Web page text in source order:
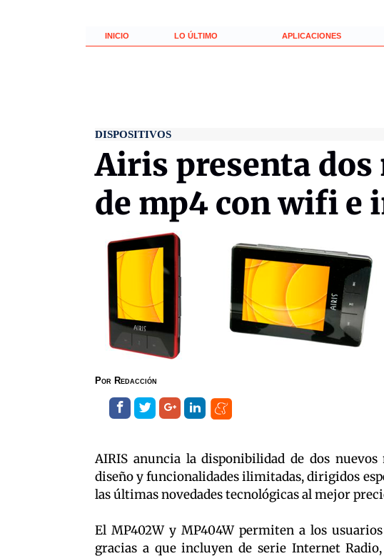
INICIO LO ÚLTIMO APLICACIONES
DISPOSITIVOS
Airis presenta dos
de mp4 con wifi e
Por Redacción
AIRIS anuncia la disponibilidad de dos
diseño y funcionalidades ilimitadas, dirigidos
las últimas novedades tecnológicas al mejor
El MP402W y MP404W permiten a los
gracias a que incluyen de serie Internet